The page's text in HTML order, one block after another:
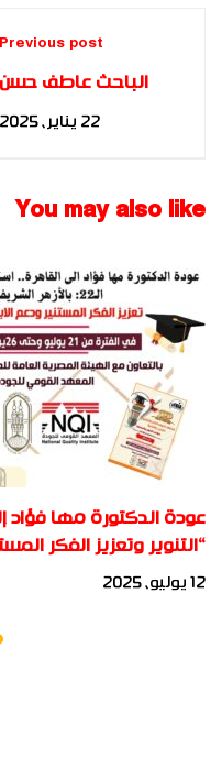
Previous post
الباحث عاطف حسن
حسن السيد يحصل على
المستقبل الدولية
22 يناير، 2025
You may also like
عودة الدكتورة مها فؤاد
“التنوير وتعزيز الفكر
12 يوليو، 2025